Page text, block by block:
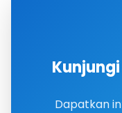
Dapatkan